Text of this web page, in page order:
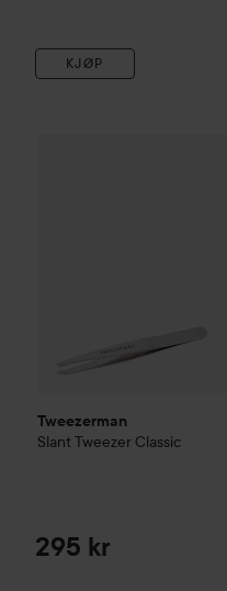
KJØP
Tweezerman
Slant Tweezer Classic
295 kr